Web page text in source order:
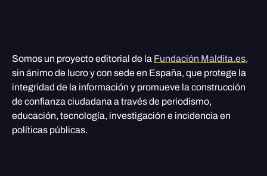
Somos un proyecto editorial de la Fundación Maldita.es,
sin ánimo de lucro y con sede en España, que protege la
integridad de la información y promueve la construcción
de confianza ciudadana a través de periodismo,
educación, tecnología, investigación e incidencia en
políticas públicas.